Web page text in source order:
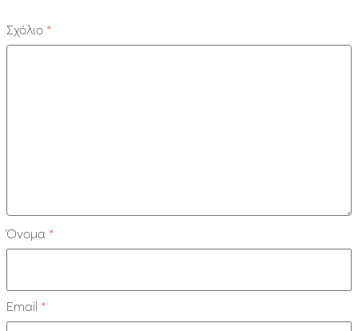
Σχόλιο *
Όνομα *
Email *